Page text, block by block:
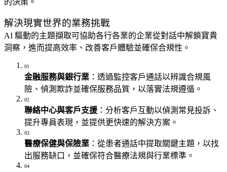
的決策。
解決現實世界的業務挑戰
AI 驅動的主題擷取可協助各行各業的企業從對話中解鎖寶貴
洞察，進而提高效率、改善客戶體驗並確保合規性。
01
金融服務與銀行業 ：透過監控客戶通話以辨識合規風
險、偵測欺詐並確保服務品質，以落實法規遵循。
02
聯絡中心與客戶支援 ：分析客戶互動以偵測常見投訴、
提升專員表現，並提供更快速的解決方案。
03
醫療保健與保險業 ：從患者通話中提取關鍵主題，以找
出服務缺口，並確保符合醫療法規與行業標準。
04